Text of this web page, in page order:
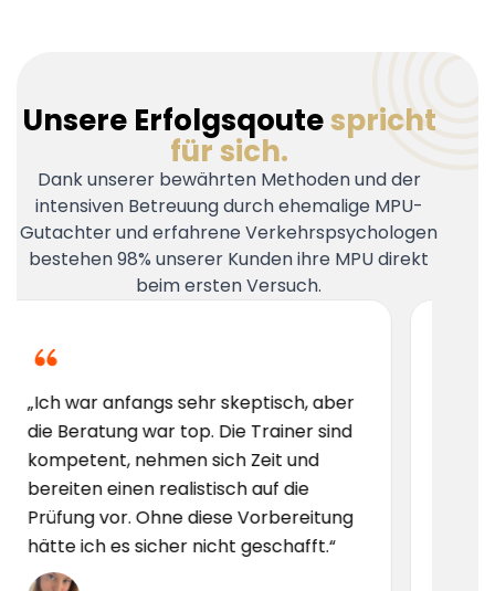
Unsere Erfolgsqoutespricht
für sich.
Dank unserer bewährten Methoden und der
intensiven Betreuung durch ehemalige MPU-
Gutachter und erfahrene Verkehrspsychologen
bestehen 98% unserer Kunden ihre MPU direkt
beim ersten Versuch.
sehr skeptisch, aber
war top. Die Trainer sind
sich Zeit und
realistisch auf die
Ohne diese Vorbereitung
sicher nicht geschafft.“
„Ich hatte große
aber hier wurde
vorbereitet. Das
die Vorbereitung
empfehlen!“